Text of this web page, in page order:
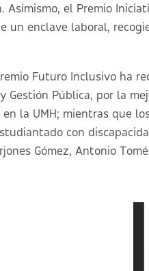
el Premio
un enclave laboral,
Futuro Inclusivo ha
Gestión Pública, por la
la UMH; mientras que
con
Gómez, Antonio